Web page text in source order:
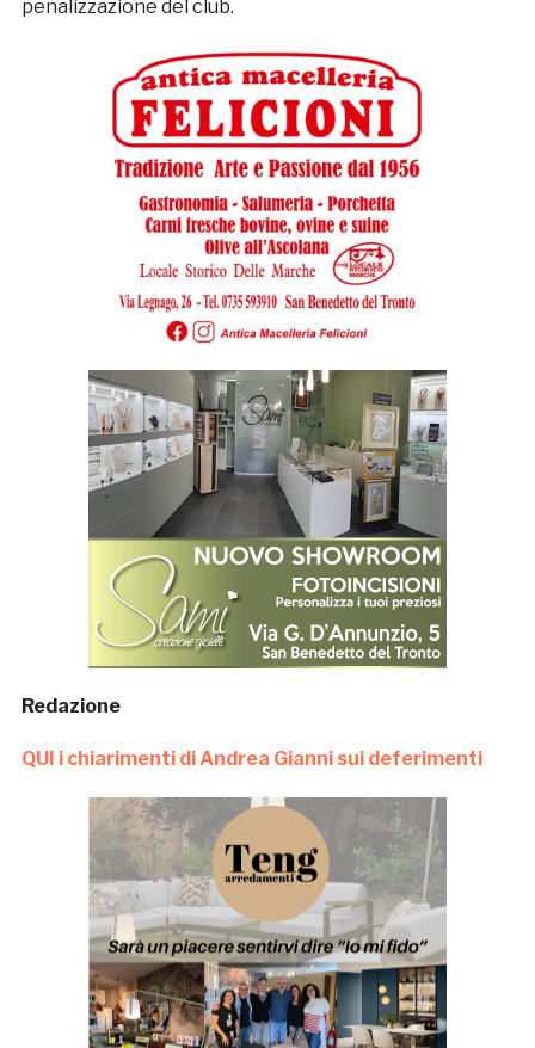
penalizzazione del club.
Redazione
QUI i chiarimenti di Andrea Gianni sui deferimenti